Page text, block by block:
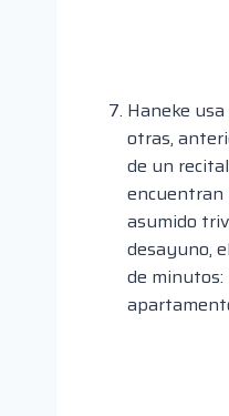
Haneke
otras,
de un
encuentran
asumido
desayuno,
de minutos: